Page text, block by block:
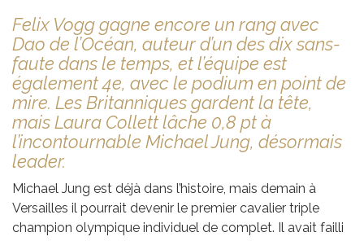
Felix Vogg gagne encore un rang avec
Dao de l’Océan, auteur d’un des dix sans-
faute dans le temps, et l’équipe est
également 4e, avec le podium en point de
mire. Les Britanniques gardent la tête,
mais Laura Collett lâche 0,8 pt à
l’incontournable Michael Jung, désormais
leader.
Michael Jung est déjà dans l’histoire, mais demain à
Versailles il pourrait devenir le premier cavalier triple
champion olympique individuel de complet. Il avait failli